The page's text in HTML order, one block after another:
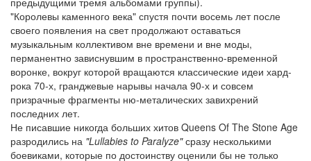
"Королевы каменного века" спустя почти восемь лет после
своего появления на свет продолжают оставаться
музыкальным коллективом вне времени и вне моды,
перманентно зависнувшим в пространственно-временной
воронке, вокруг которой вращаются классические идеи хард-
рока 70-х, гранджевые нарывы начала 90-х и совсем
призрачные фрагменты ню-металических завихрений
последних лет.
Не писавшие никогда больших хитов Queens Of The Stone Age
разродились на "Lullabies to Paralyze"сразу несколькими
боевиками, которые по достоинству оценили бы не только